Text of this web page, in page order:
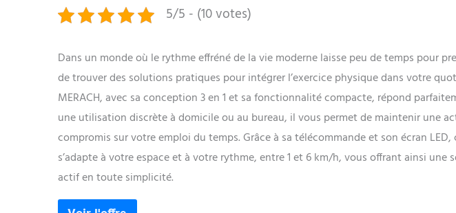
5/5 - (10 votes)
Dans un monde où le rythme effréné de la vie moderne laisse peu de temps pour
de trouver des solutions pratiques pour intégrer l’exercice physique dans votre
MERACH, avec sa conception 3 en 1 et sa fonctionnalité compacte, répond
une utilisation discrète à domicile ou au bureau, il vous permet de maintenir une
compromis sur votre emploi du temps. Grâce à sa télécommande et son écran
s’adapte à votre espace et à votre rythme, entre 1 et 6 km/h, vous offrant ainsi
actif en toute simplicité.